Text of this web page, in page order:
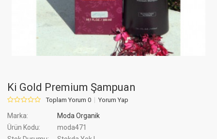
Ki Gold Premium Şampuan
Toplam Yorum 0 Yorum Yap
Marka:
Moda Organik
Ürün Kodu:
moda471